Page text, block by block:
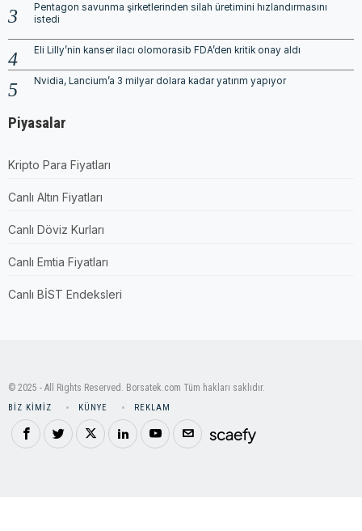
Pentagon savunma şirketlerinden silah üretimini hızlandırmasını
istedi
Eli Lilly’nin kanser ilacı olomorasib FDA’den kritik onay aldı
Nvidia, Lancium’a 3 milyar dolara kadar yatırım yapıyor
Piyasalar
Kripto Para Fiyatları
Canlı Altın Fiyatları
Canlı Döviz Kurları
Canlı Emtia Fiyatları
Canlı BİST Endeksleri
© 2025 - All Rights Reserved. Borsatek.com Tüm hakları saklıdır.
BIZ KIMIZ KÜNYE REKLAM